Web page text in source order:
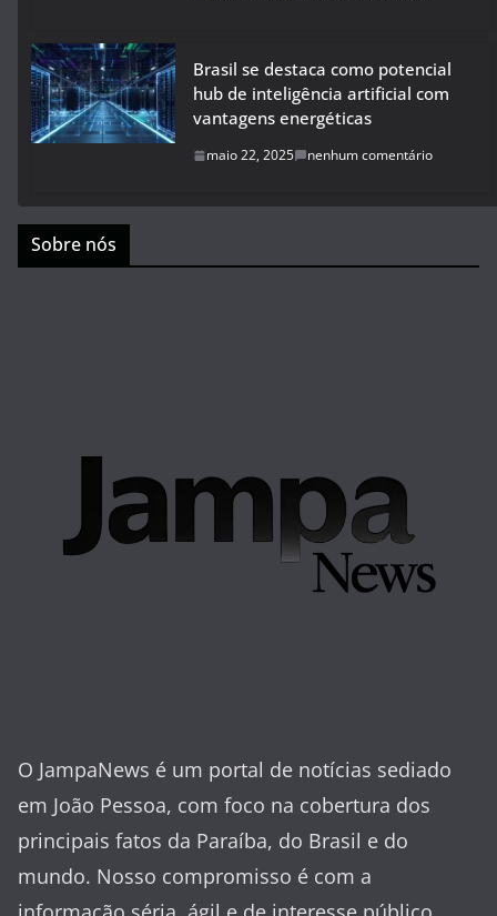
Brasil se destaca como potencial
hub de inteligência artificial com
vantagens energéticas
maio 22, 2025 nenhum comentário
Sobre nós
O JampaNews é um portal de notícias sediado
em João Pessoa, com foco na cobertura dos
principais fatos da Paraíba, do Brasil e do
mundo. Nosso compromisso é com a